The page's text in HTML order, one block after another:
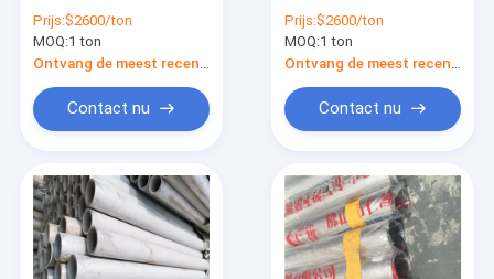
A269 A790 40mm
Prijs:$2600/ton
MOQ:1 ton
Contact nu
Roestvrij staalpijp
Prijs:$2600/ton
MOQ:1 ton
Contact nu